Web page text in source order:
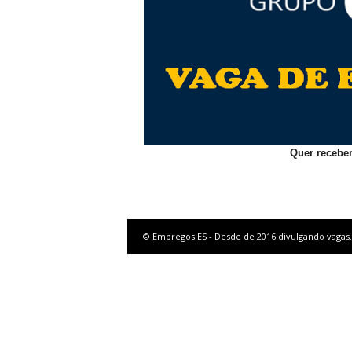
Quer
© Empregos ES - Desde de 2016 divulgando vagas.